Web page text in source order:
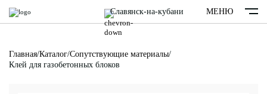
Славянск-на-кубани МЕНЮ
Главная/Каталог/Сопутствующие материалы/
Клей для газобетонных блоков